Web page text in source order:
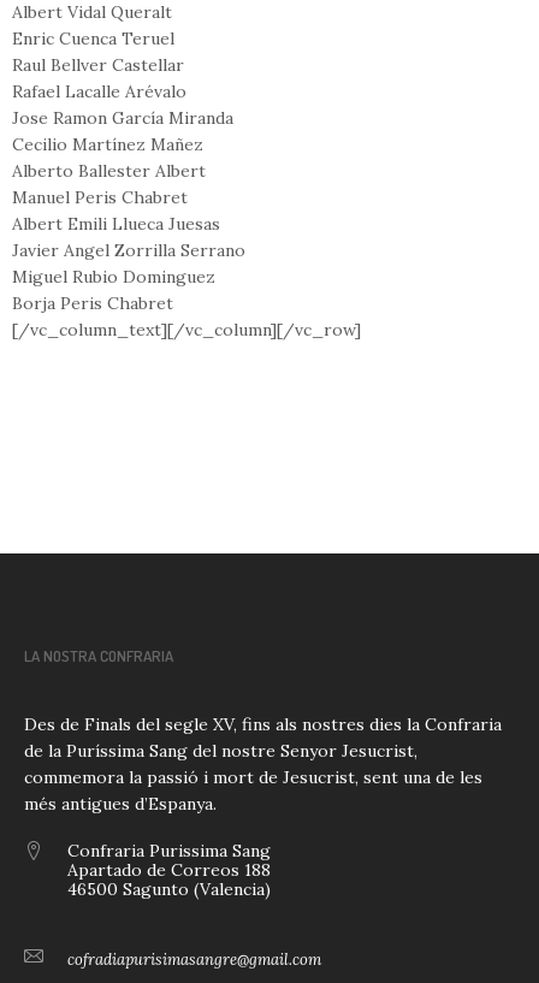
Albert Vidal Queralt
Enric Cuenca Teruel
Raul Bellver Castellar
Rafael Lacalle Arévalo
Jose Ramon García Miranda
Cecilio Martínez Mañez
Alberto Ballester Albert
Manuel Peris Chabret
Albert Emili Llueca Juesas
Javier Angel Zorrilla Serrano
Miguel Rubio Dominguez
Borja Peris Chabret
[/vc_column_text][/vc_column][/vc_row]
LA NOSTRA CONFRARIA
Des de Finals del segle XV, fins als nostres dies la Confraria
de la Puríssima Sang del nostre Senyor Jesucrist,
commemora la passió i mort de Jesucrist, sent una de les
més antigues d’Espanya.
Confraria Purissima Sang
Apartado de Correos 188
46500 Sagunto (Valencia)
cofradiapurisimasangre@gmail.com